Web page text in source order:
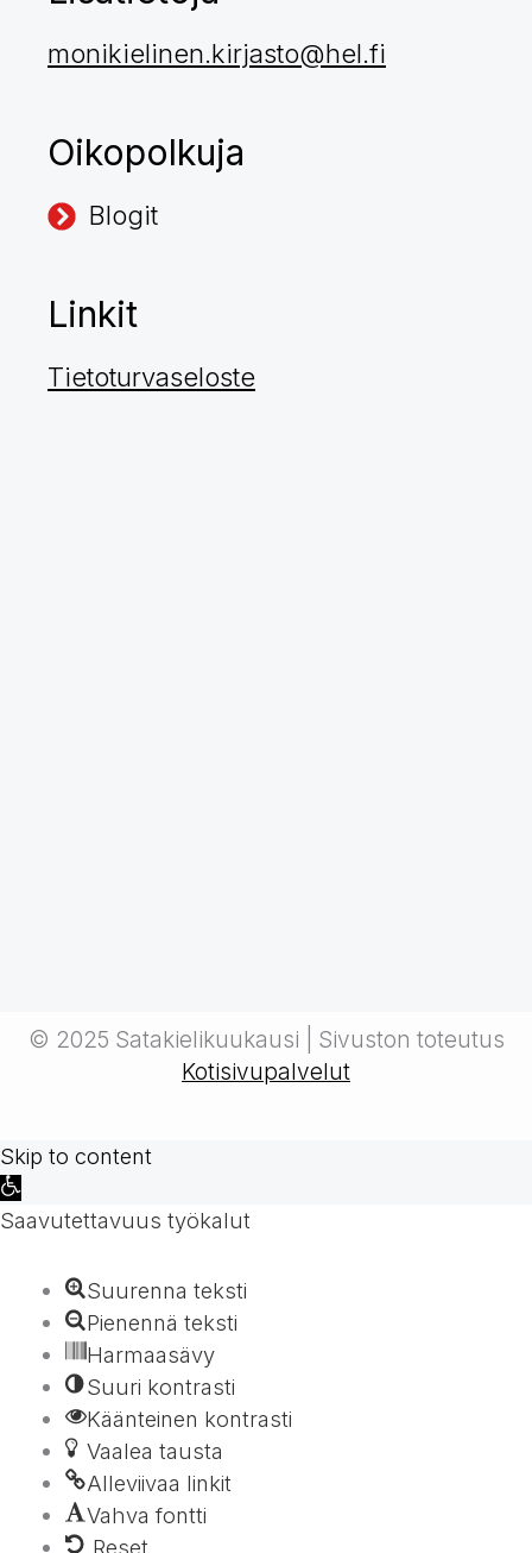
monikielinen.kirjasto@hel.fi
Oikopolkuja
Blogit
Linkit
Tietoturvaseloste
© 2025 Satakielikuukausi | Sivuston toteutus
Kotisivupalvelut
Skip to content
Open
toolbar
Saavutettavuus työkalut
Suurenna teksti
Pienennä teksti
Harmaasävy
Suuri kontrasti
Käänteinen kontrasti
Vaalea tausta
Alleviivaa linkit
Vahva fontti
Reset